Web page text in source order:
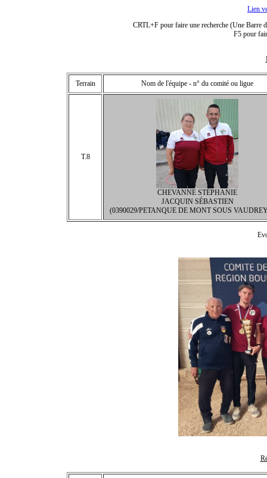
Lien
CRTL+F pour faire une recherche (Une Barre
F5 pour
Terrain Nom de l'équipe - n° du comité ou ligue
T.8
CHEVANNE STÉPHANIE
JACQUIN SÉBASTIEN
(0390029/PETANQUE DE MONT SOUS